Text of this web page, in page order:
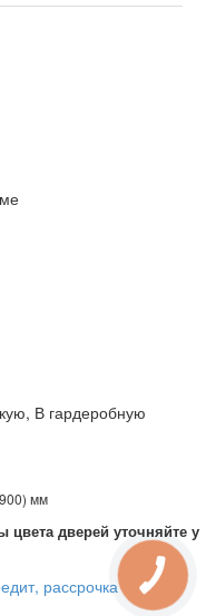
В гардеробную
мм
цвета дверей уточняйте у
рассрочка